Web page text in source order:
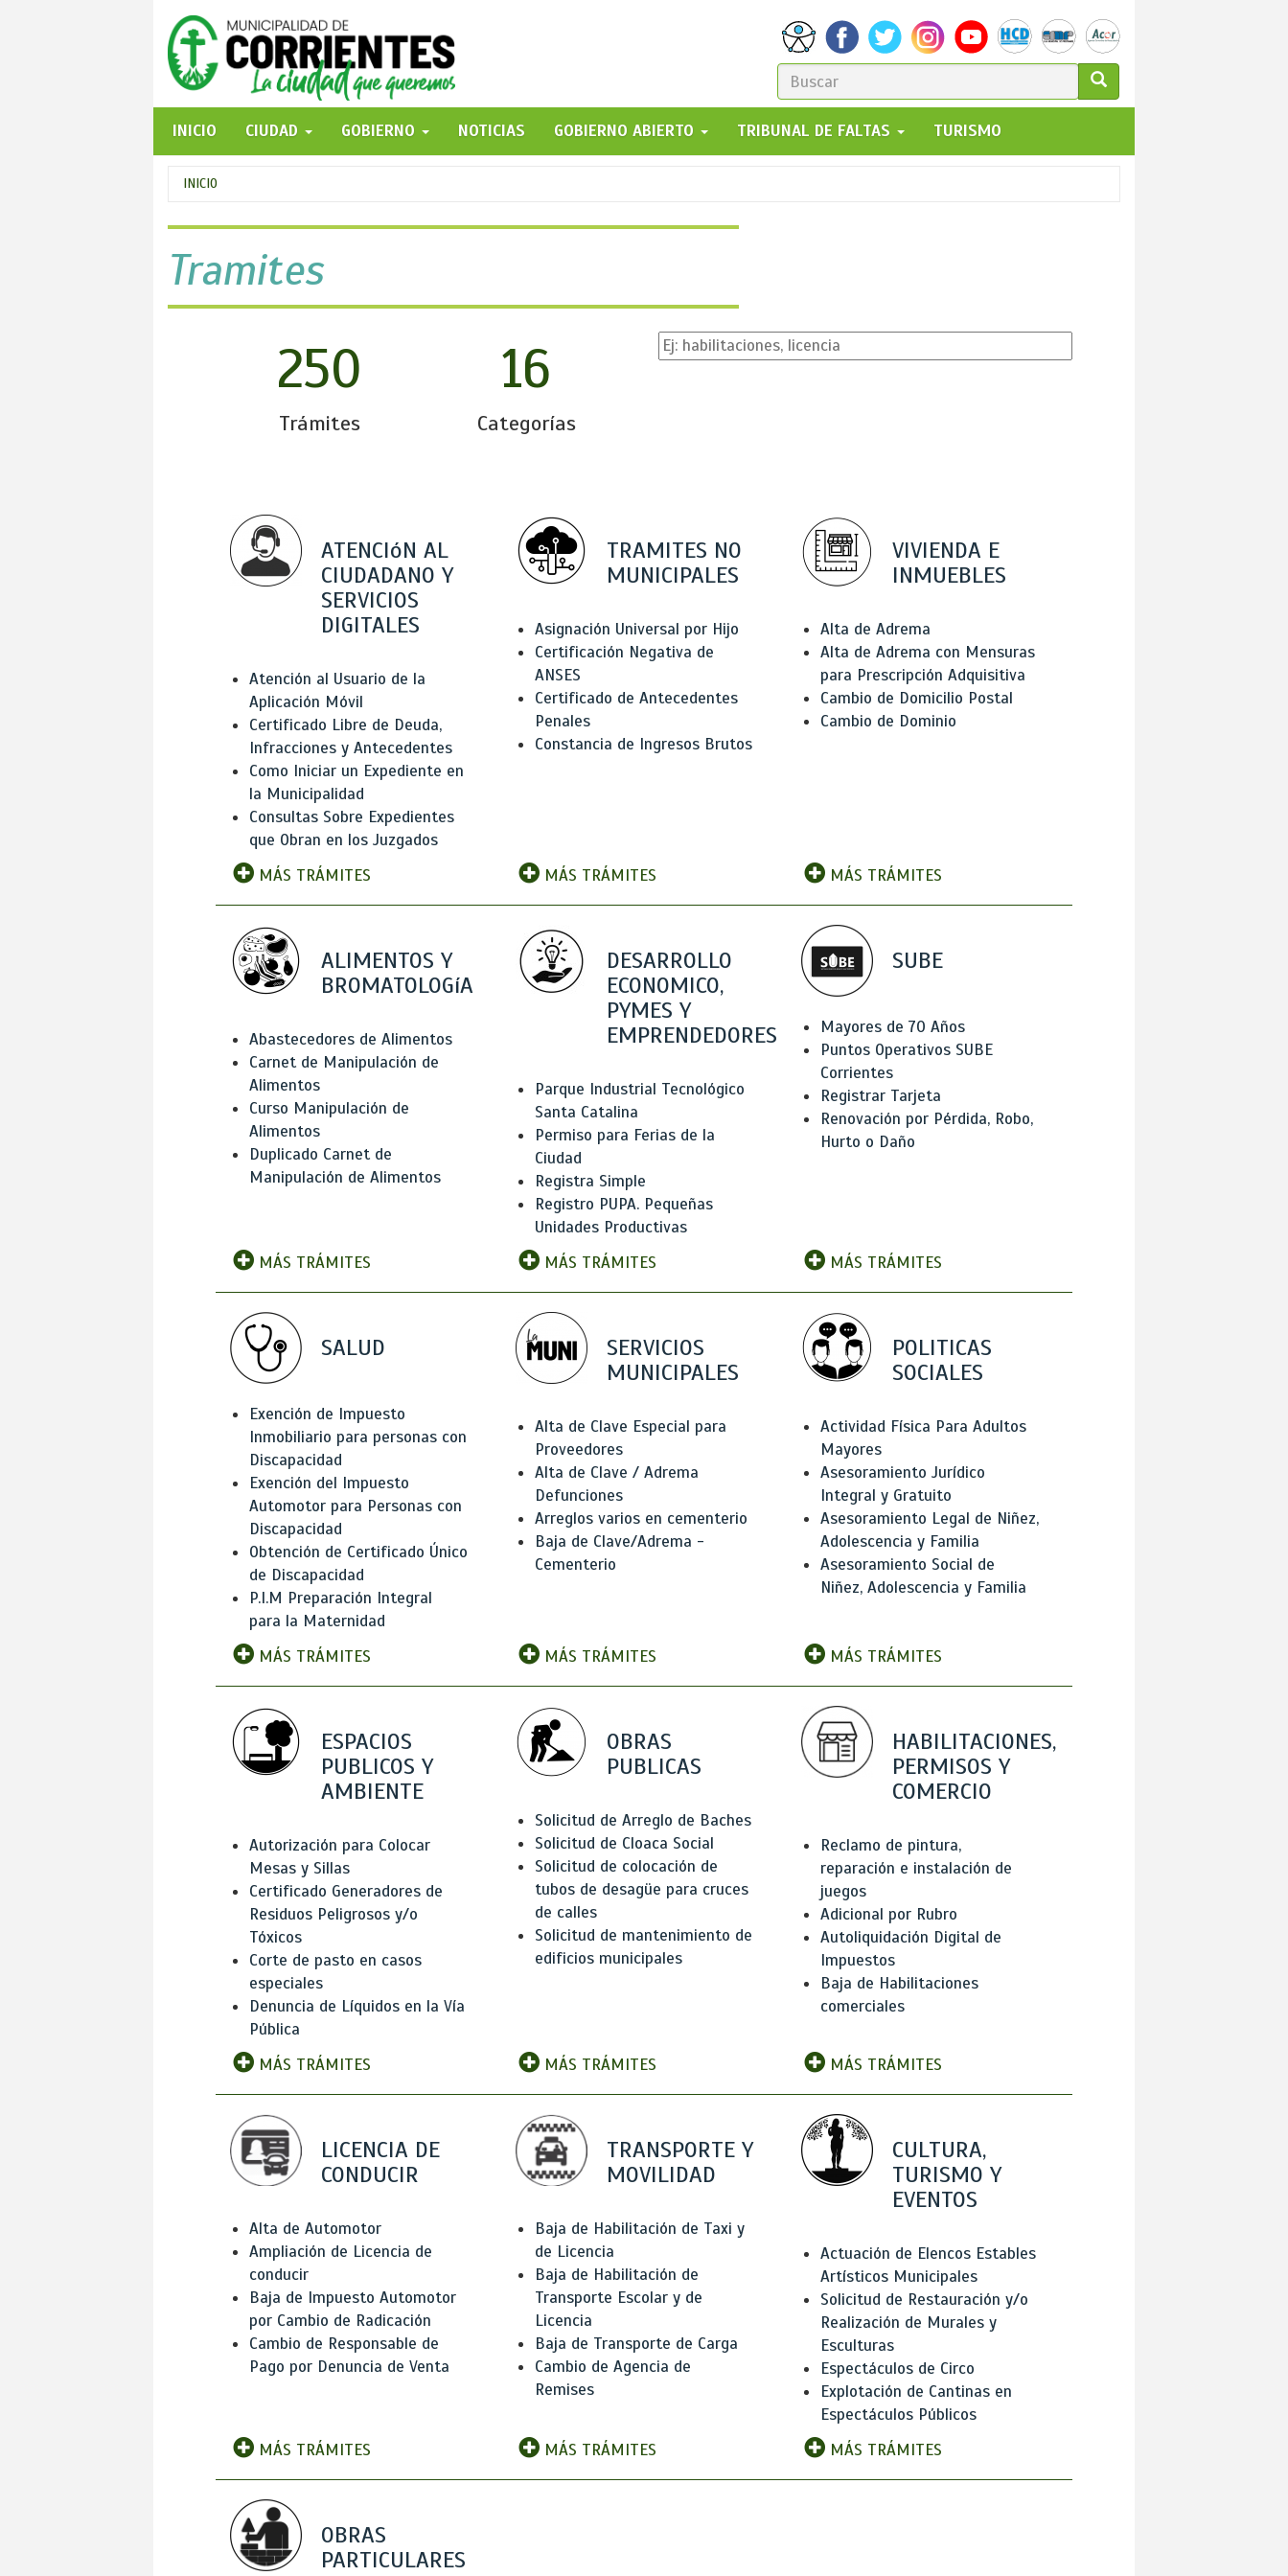
FORMULARIO
DE
BÚSQUEDA
GO!
INICIO
CIUDAD GOBIERNO NOTICIAS GOBIERNO ABIERTO TRIBUNAL DE FALTAS TURISMO
Se
encuentra
usted
aquí
INICIO
Tramites
250
Trámites
16
Categorías
ATENCIóN AL
CIUDADANO Y
SERVICIOS
DIGITALES
Atención al Usuario de la
Aplicación Móvil
Certificado Libre de Deuda,
Infracciones y Antecedentes
Como Iniciar un Expediente en
la Municipalidad
Consultas Sobre Expedientes
que Obran en los Juzgados
MÁS TRÁMITES
TRAMITES NO
MUNICIPALES
Asignación Universal por Hijo
Certificación Negativa de
ANSES
Certificado de Antecedentes
Penales
Constancia de Ingresos Brutos
MÁS TRÁMITES
VIVIENDA E
INMUEBLES
Alta de Adrema
Alta de Adrema con Mensuras
para Prescripción Adquisitiva
Cambio de Domicilio Postal
Cambio de Dominio
MÁS TRÁMITES
ALIMENTOS Y
BROMATOLOGíA
Abastecedores de Alimentos
Carnet de Manipulación de
Alimentos
Curso Manipulación de
Alimentos
Duplicado Carnet de
Manipulación de Alimentos
MÁS TRÁMITES
DESARROLLO
ECONOMICO,
PYMES Y
EMPRENDEDORES
Parque Industrial Tecnológico
Santa Catalina
Permiso para Ferias de la
Ciudad
Registra Simple
Registro PUPA. Pequeñas
Unidades Productivas
MÁS TRÁMITES
SUBE
Mayores de 70 Años
Puntos Operativos SUBE
Corrientes
Registrar Tarjeta
Renovación por Pérdida, Robo,
Hurto o Daño
MÁS TRÁMITES
SALUD
Exención de Impuesto
Inmobiliario para personas con
Discapacidad
Exención del Impuesto
Automotor para Personas con
Discapacidad
Obtención de Certificado Único
de Discapacidad
P.I.M Preparación Integral
para la Maternidad
MÁS TRÁMITES
SERVICIOS
MUNICIPALES
Alta de Clave Especial para
Proveedores
Alta de Clave / Adrema
Defunciones
Arreglos varios en cementerio
Baja de Clave/Adrema -
Cementerio
MÁS TRÁMITES
POLITICAS
SOCIALES
Actividad Física Para Adultos
Mayores
Asesoramiento Jurídico
Integral y Gratuito
Asesoramiento Legal de Niñez,
Adolescencia y Familia
Asesoramiento Social de
Niñez, Adolescencia y Familia
MÁS TRÁMITES
ESPACIOS
PUBLICOS Y
AMBIENTE
Autorización para Colocar
Mesas y Sillas
Certificado Generadores de
Residuos Peligrosos y/o
Tóxicos
Corte de pasto en casos
especiales
Denuncia de Líquidos en la Vía
Pública
MÁS TRÁMITES
OBRAS
PUBLICAS
Solicitud de Arreglo de Baches
Solicitud de Cloaca Social
Solicitud de colocación de
tubos de desagüe para cruces
de calles
Solicitud de mantenimiento de
edificios municipales
MÁS TRÁMITES
HABILITACIONES,
PERMISOS Y
COMERCIO
Reclamo de pintura,
reparación e instalación de
juegos
Adicional por Rubro
Autoliquidación Digital de
Impuestos
Baja de Habilitaciones
comerciales
MÁS TRÁMITES
LICENCIA DE
CONDUCIR
Alta de Automotor
Ampliación de Licencia de
conducir
Baja de Impuesto Automotor
por Cambio de Radicación
Cambio de Responsable de
Pago por Denuncia de Venta
MÁS TRÁMITES
TRANSPORTE Y
MOVILIDAD
Baja de Habilitación de Taxi y
de Licencia
Baja de Habilitación de
Transporte Escolar y de
Licencia
Baja de Transporte de Carga
Cambio de Agencia de
Remises
MÁS TRÁMITES
CULTURA,
TURISMO Y
EVENTOS
Actuación de Elencos Estables
Artísticos Municipales
Solicitud de Restauración y/o
Realización de Murales y
Esculturas
Espectáculos de Circo
Explotación de Cantinas en
Espectáculos Públicos
MÁS TRÁMITES
OBRAS
PARTICULARES